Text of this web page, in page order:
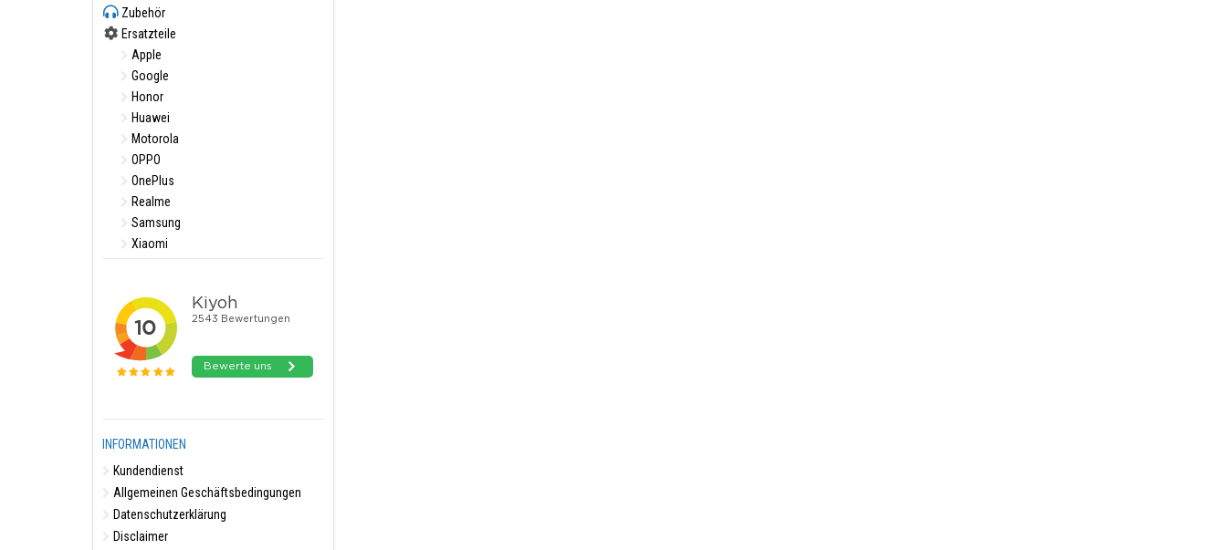
Zubehör
Ersatzteile
Apple
Google
Honor
Huawei
Motorola
OPPO
OnePlus
Realme
Samsung
Xiaomi
INFORMATIONEN
Kundendienst
Allgemeinen Geschäftsbedingungen
Datenschutzerklärung
Disclaimer